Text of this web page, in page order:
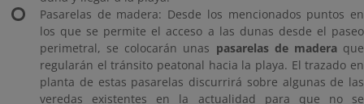
Pasarelas de madera: Desde los mencionados puntos en
los que se permite el acceso a las dunas desde el paseo
perimetral, se colocarán unas pasarelas de maderaque
regularán el tránsito peatonal hacia la playa. El trazado en
planta de estas pasarelas discurrirá sobre algunas de las
veredas existentes en la actualidad para que no se